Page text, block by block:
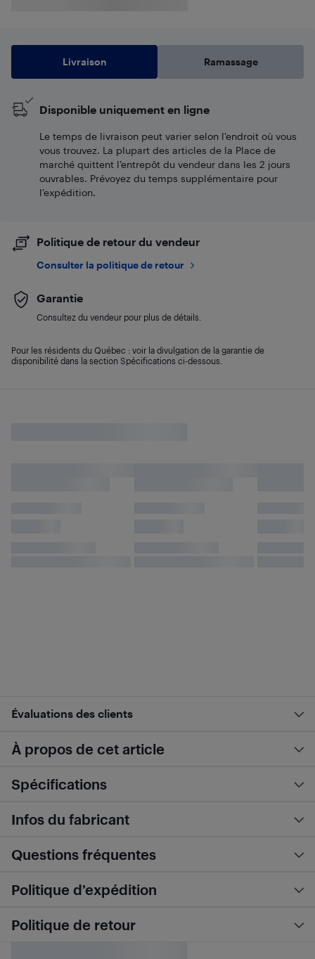
Livraison Ramassage
Disponible uniquement en ligne
Le temps de livraison peut varier selon l'endroit où vous
vous trouvez. La plupart des articles de la Place de
marché quittent l’entrepôt du vendeur dans les 2 jours
ouvrables. Prévoyez du temps supplémentaire pour
l’expédition.
Politique de retour du vendeur
Consulter la politique de retour
Garantie
Consultez du vendeur pour plus de détails.
Pour les résidents du Québec : voir la divulgation de la garantie de
disponibilité dans la section Spécifications ci-dessous.
Évaluations des clients
À propos de cet article
Spécifications
Infos du fabricant
Questions fréquentes
Politique d’expédition
Politique de retour